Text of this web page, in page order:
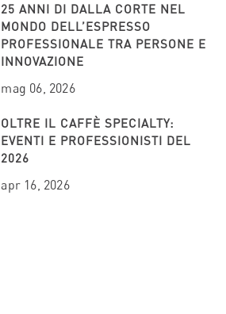
25 ANNI DI DALLA CORTE NEL
MONDO DELL’ESPRESSO
PROFESSIONALE TRA PERSONE E
INNOVAZIONE
mag 06, 2026
OLTRE IL CAFFÈ SPECIALTY:
EVENTI E PROFESSIONISTI DEL
2026
apr 16, 2026